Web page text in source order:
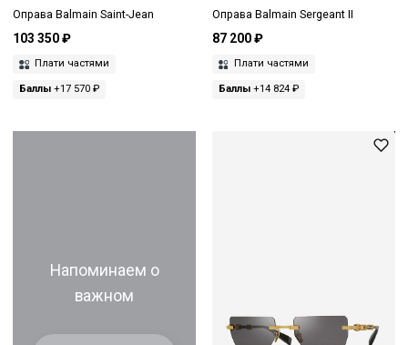
Оправа Balmain Saint-Jean
103 350 ₽
Плати частями
Баллы +17 570 ₽
Оправа Balmain Sergeant II
87 200 ₽
Плати частями
Баллы+14 824 ₽
Напоминаем о
важном